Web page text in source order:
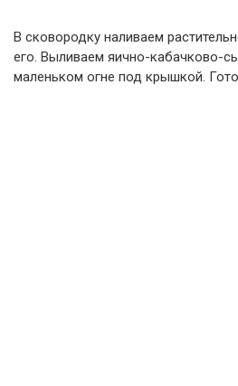
В сковородку наливаем
его. Выливаем яично-кабачково-
маленьком огне под крышкой.